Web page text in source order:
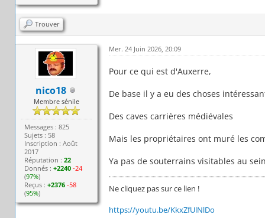
Trouver
nico18
Membre sénile
Messages : 825
Sujets : 58
Inscription : Août
2017
Réputation :22
Donnés :+2240 -24
(97%)
Reçus :+2376 -58
(95%)
Mer. 24 Juin 2026, 20:09
Pour ce qui est d'Auxerre,
De base il y a eu des choses
Des caves carrières médiévales
Mais les propriétaires ont muré les
Ya pas de souterrains visitables au
Ne cliquez pas sur ce lien !
https://youtu.be/KkxZfUlNlDo